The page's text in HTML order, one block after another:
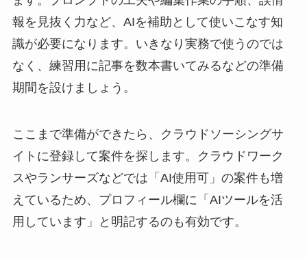
報を見抜く力など、AIを補助として使いこなす知
識が必要になります。いきなり実務で使うのでは
なく、練習用に記事を数本書いてみるなどの準備
期間を設けましょう。
ここまで準備ができたら、クラウドソーシングサ
イトに登録して案件を探します。クラウドワーク
スやランサーズなどでは「AI使用可」の案件も増
えているため、プロフィール欄に「AIツールを活
用しています」と明記するのも有効です。